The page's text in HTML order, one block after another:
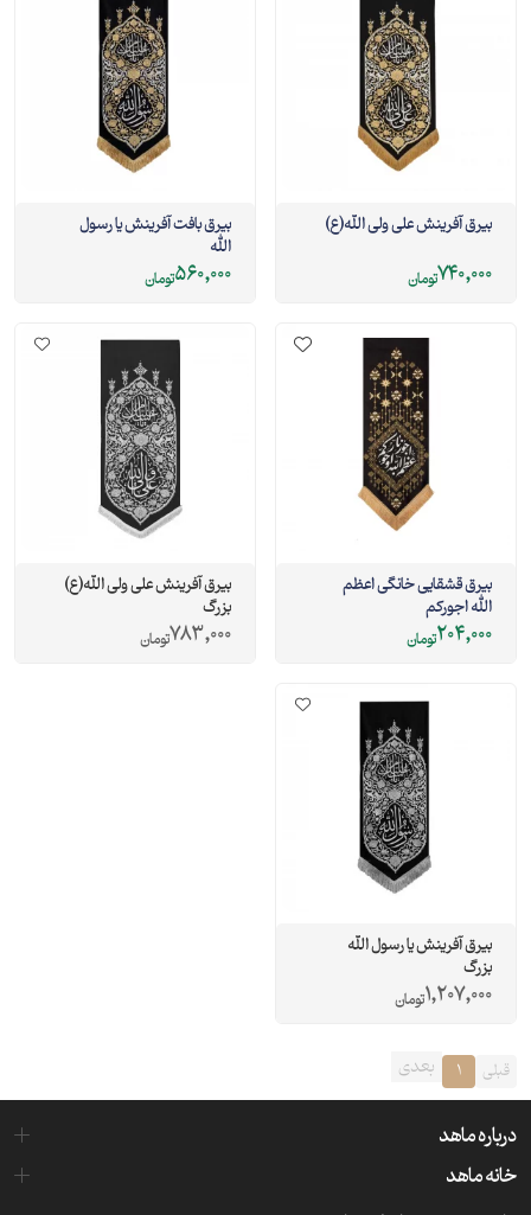
بیرق آفرینش علی ولی الله(ع)
740,000تومان
بیرق بافت آفرینش یا رسول
الله
560,000تومان
بیرق قشقایی خانگی اعظم
الله اجورکم
204,000تومان
بیرق آفرینش علی ولی الله(ع)
بزرگ
783,000تومان
بیرق آفرینش یا رسول الله
بزرگ
1,207,000تومان
قبلی 1 بعدی
درباره ماهد
خانه ماهد